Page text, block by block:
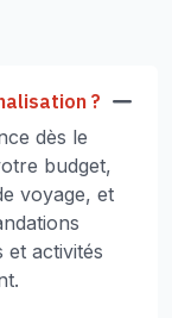
?
dès le
budget,
voyage, et
et activités